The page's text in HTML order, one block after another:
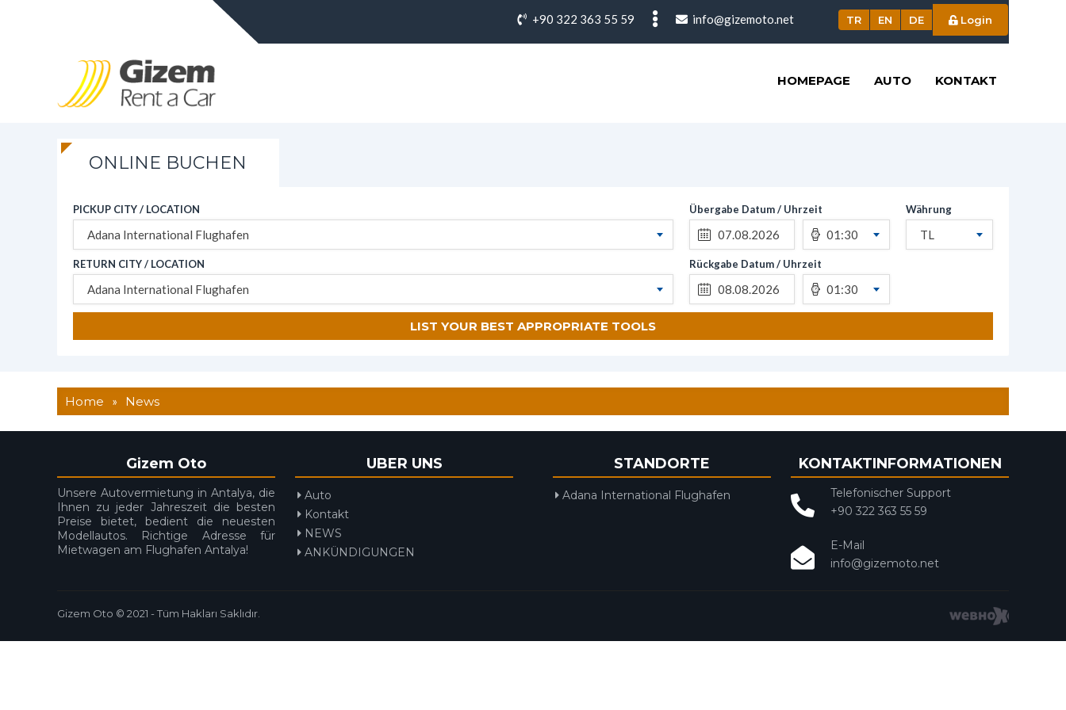
Login
DE
EN
TR
info@gizemoto.net
+90 322 363 55 59
HOMEPAGE AUTO KONTAKT
ONLINE BUCHEN
PICKUP CITY / LOCATION
Adana International Flughafen
Übergabe Datum / Uhrzeit
01:30
Währung
TL
RETURN CITY / LOCATION
Adana International Flughafen
Rückgabe Datum / Uhrzeit
01:30
Home » News
Gizem Oto
Unsere Autovermietung in Antalya, die
Ihnen zu jeder Jahreszeit die besten
Preise bietet, bedient die neuesten
Modellautos. Richtige Adresse für
Mietwagen am Flughafen Antalya!
UBER UNS
Auto
Kontakt
NEWS
ANKÜNDIGUNGEN
STANDORTE
Adana International Flughafen
KONTAKTINFORMATIONEN
Telefonischer Support
+90 322 363 55 59
E-Mail
info@gizemoto.net
Gizem Oto © 2021 - Tüm Hakları Saklıdır.